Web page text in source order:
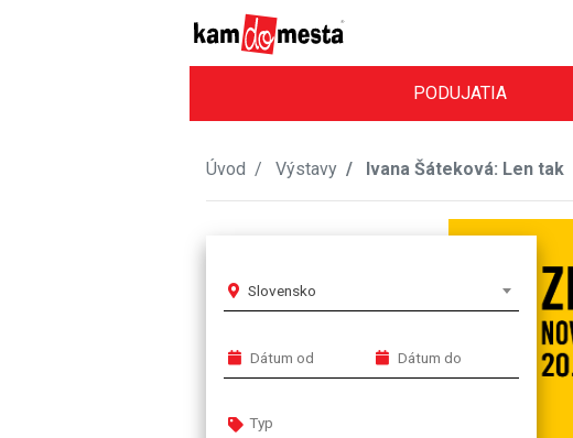
PODUJATIA
Úvod Výstavy Ivana Šáteková: Len tak
Slovensko